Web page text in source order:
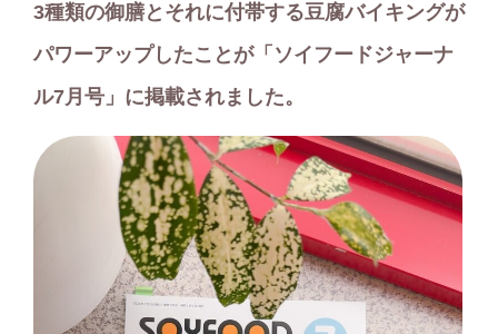
3種類の御膳とそれに付帯する豆腐バイキングが
パワーアップしたことが「ソイフードジャーナ
ル7月号」に掲載されました。